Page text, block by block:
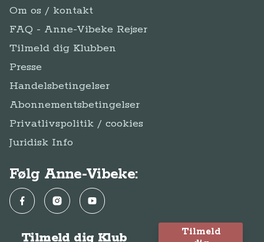
Om os / kontakt
FAQ - Anne-Vibeke Rejser
Tilmeld dig Klubben
Presse
Handelsbetingelser
Abonnementsbetingelser
Privatlivspolitik / cookies
Juridisk Info
Følg Anne-Vibeke:
FacebookInstagramYouTube
Tilmeld dig Klub
Tilmeld